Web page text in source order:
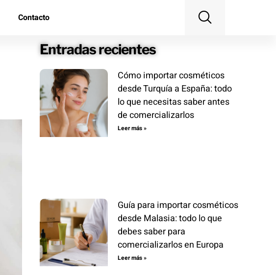
Contacto
Entradas recientes
Cómo importar cosméticos
desde Turquía a España: todo
lo que necesitas saber antes
de comercializarlos
Leer más »
Guía para importar cosméticos
desde Malasia: todo lo que
debes saber para
comercializarlos en Europa
Leer más »